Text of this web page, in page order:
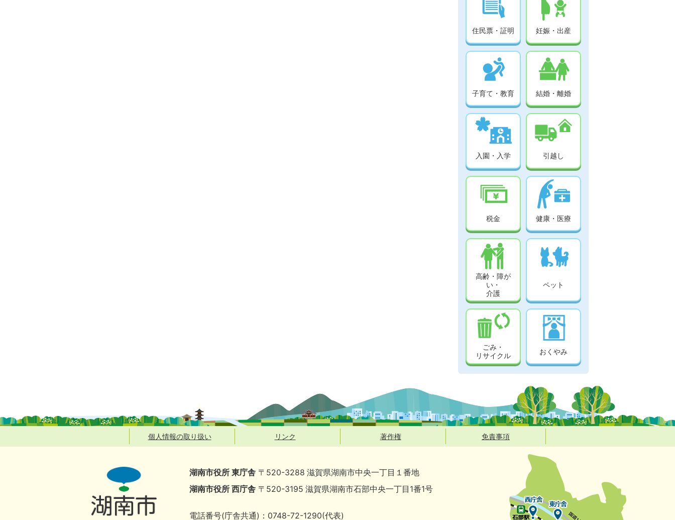
住民票・証明 妊娠・出産
子育て・教育 結婚・離婚
入園・入学 引越し
税金 健康・医療
高齢・障が
い・
介護
ペット
ごみ・
リサイクル
おくやみ
個人情報の取り扱い リンク 著作権 免責事項
湖南市役所 東庁舎 〒520-3288 滋賀県湖南市中央一丁目１番地
湖南市役所 西庁舎 〒520-3195 滋賀県湖南市石部中央一丁目1番1号
電話番号(庁舎共通)：0748-72-1290(代表)